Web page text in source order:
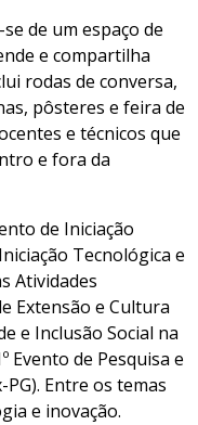
de um espaço de
e compartilha
rodas de conversa,
pôsteres e feira de
e técnicos que
e fora da
de Iniciação
Tecnológica e
Atividades
Extensão e Cultura
e Inclusão Social na
Evento de Pesquisa e
PG). Entre os temas
e inovação.